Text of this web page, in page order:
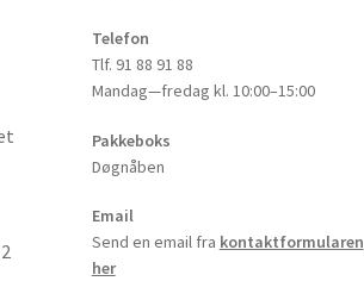
Telefon
Tlf. 91 88 91 88
Mandag—fredag kl. 10:00–15:00
Pakkeboks
Døgnåben
Email
Send en email fra kontaktformularen
her